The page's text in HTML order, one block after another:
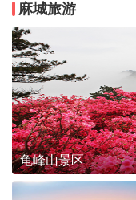
麻城旅游
龟峰山景区